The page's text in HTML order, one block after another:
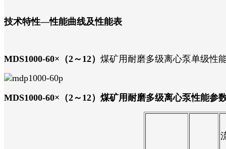
技术特性—性能曲线及性能表
MDS1000-60×（2～12） 煤矿用耐磨多级离心泵单级性
MDS1000-60×（2～12） 煤矿用耐磨多级离心泵性能参